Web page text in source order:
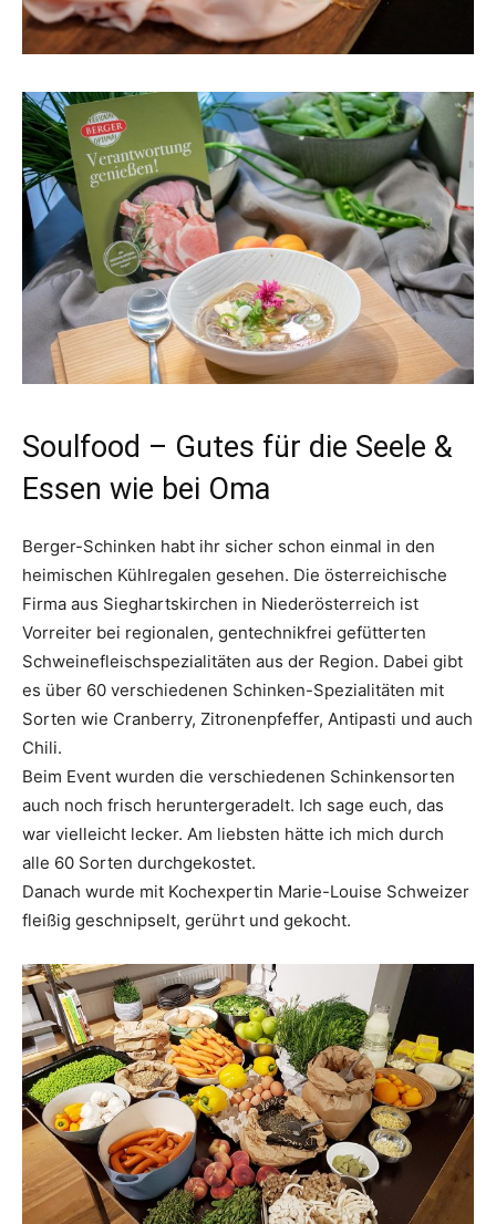
Soulfood – Gutes für die Seele &
Essen wie bei Oma
Berger-Schinken habt ihr sicher schon einmal in den
heimischen Kühlregalen gesehen. Die österreichische
Firma aus Sieghartskirchen in Niederösterreich ist
Vorreiter bei regionalen, gentechnikfrei gefütterten
Schweinefleischspezialitäten aus der Region. Dabei gibt
es über 60 verschiedenen Schinken-Spezialitäten mit
Sorten wie Cranberry, Zitronenpfeffer, Antipasti und auch
Chili.
Beim Event wurden die verschiedenen Schinkensorten
auch noch frisch heruntergeradelt. Ich sage euch, das
war vielleicht lecker. Am liebsten hätte ich mich durch
alle 60 Sorten durchgekostet.
Danach wurde mit Kochexpertin Marie-Louise Schweizer
fleißig geschnipselt, gerührt und gekocht.